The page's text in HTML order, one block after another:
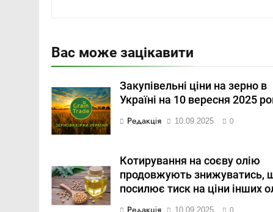
Вас може зацікавити
Закупівельні ціни на зерно в
Україні на 10 вересня 2025
Редакція 10.09.2025 0
Котирування на соєву олію
продовжують знижуватись,
посилює тиск на ціни інших
Редакція 10.09.2025